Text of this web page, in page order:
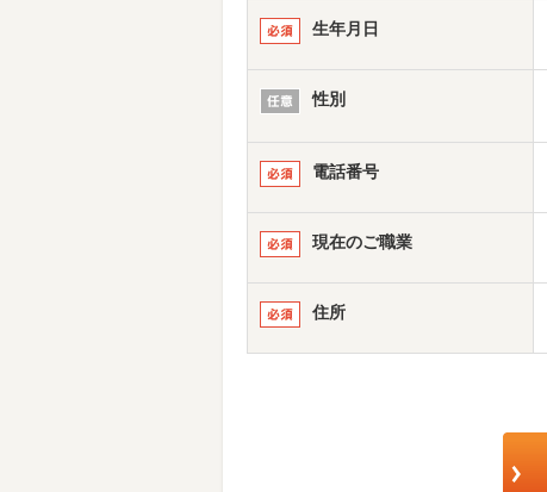
生年月日
性別
電話番号
現在のご職業
住所